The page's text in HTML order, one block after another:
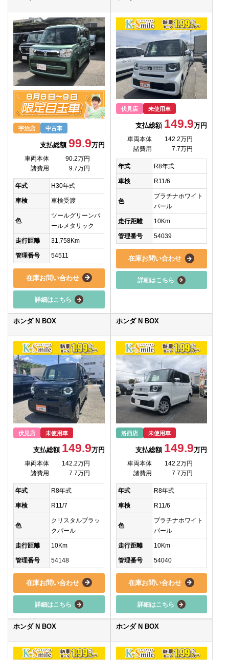
宇治店 中古車
支払総額 99.9万円
車両本体
90.2万円
諸費用
9.7万円
年式 H30年式
車検 車検受渡
色
ツールグリーンパ
ールメタリック
走行距離 31,758Km
管理番号 54511
在庫お問い合わせ
詳細はこちら
伏見店 未使用車
支払総額 149.9万円
車両本体
142.2万円
諸費用
7.7万円
年式 R8年式
車検 R11/6
色
プラチナホワイト
パール
走行距離 10Km
管理番号 54039
在庫お問い合わせ
詳細はこちら
ホンダ N BOX
伏見店 未使用車
支払総額 149.9万円
車両本体
142.2万円
諸費用
7.7万円
年式 R8年式
車検 R11/7
色
クリスタルブラッ
クパール
走行距離 10Km
管理番号 54148
在庫お問い合わせ
詳細はこちら
ホンダ N BOX
洛西店 未使用車
支払総額 149.9万円
車両本体
142.2万円
諸費用
7.7万円
年式 R8年式
車検 R11/6
色
プラチナホワイト
パール
走行距離 10Km
管理番号 54040
在庫お問い合わせ
詳細はこちら
ホンダ N BOX ホンダ N BOX